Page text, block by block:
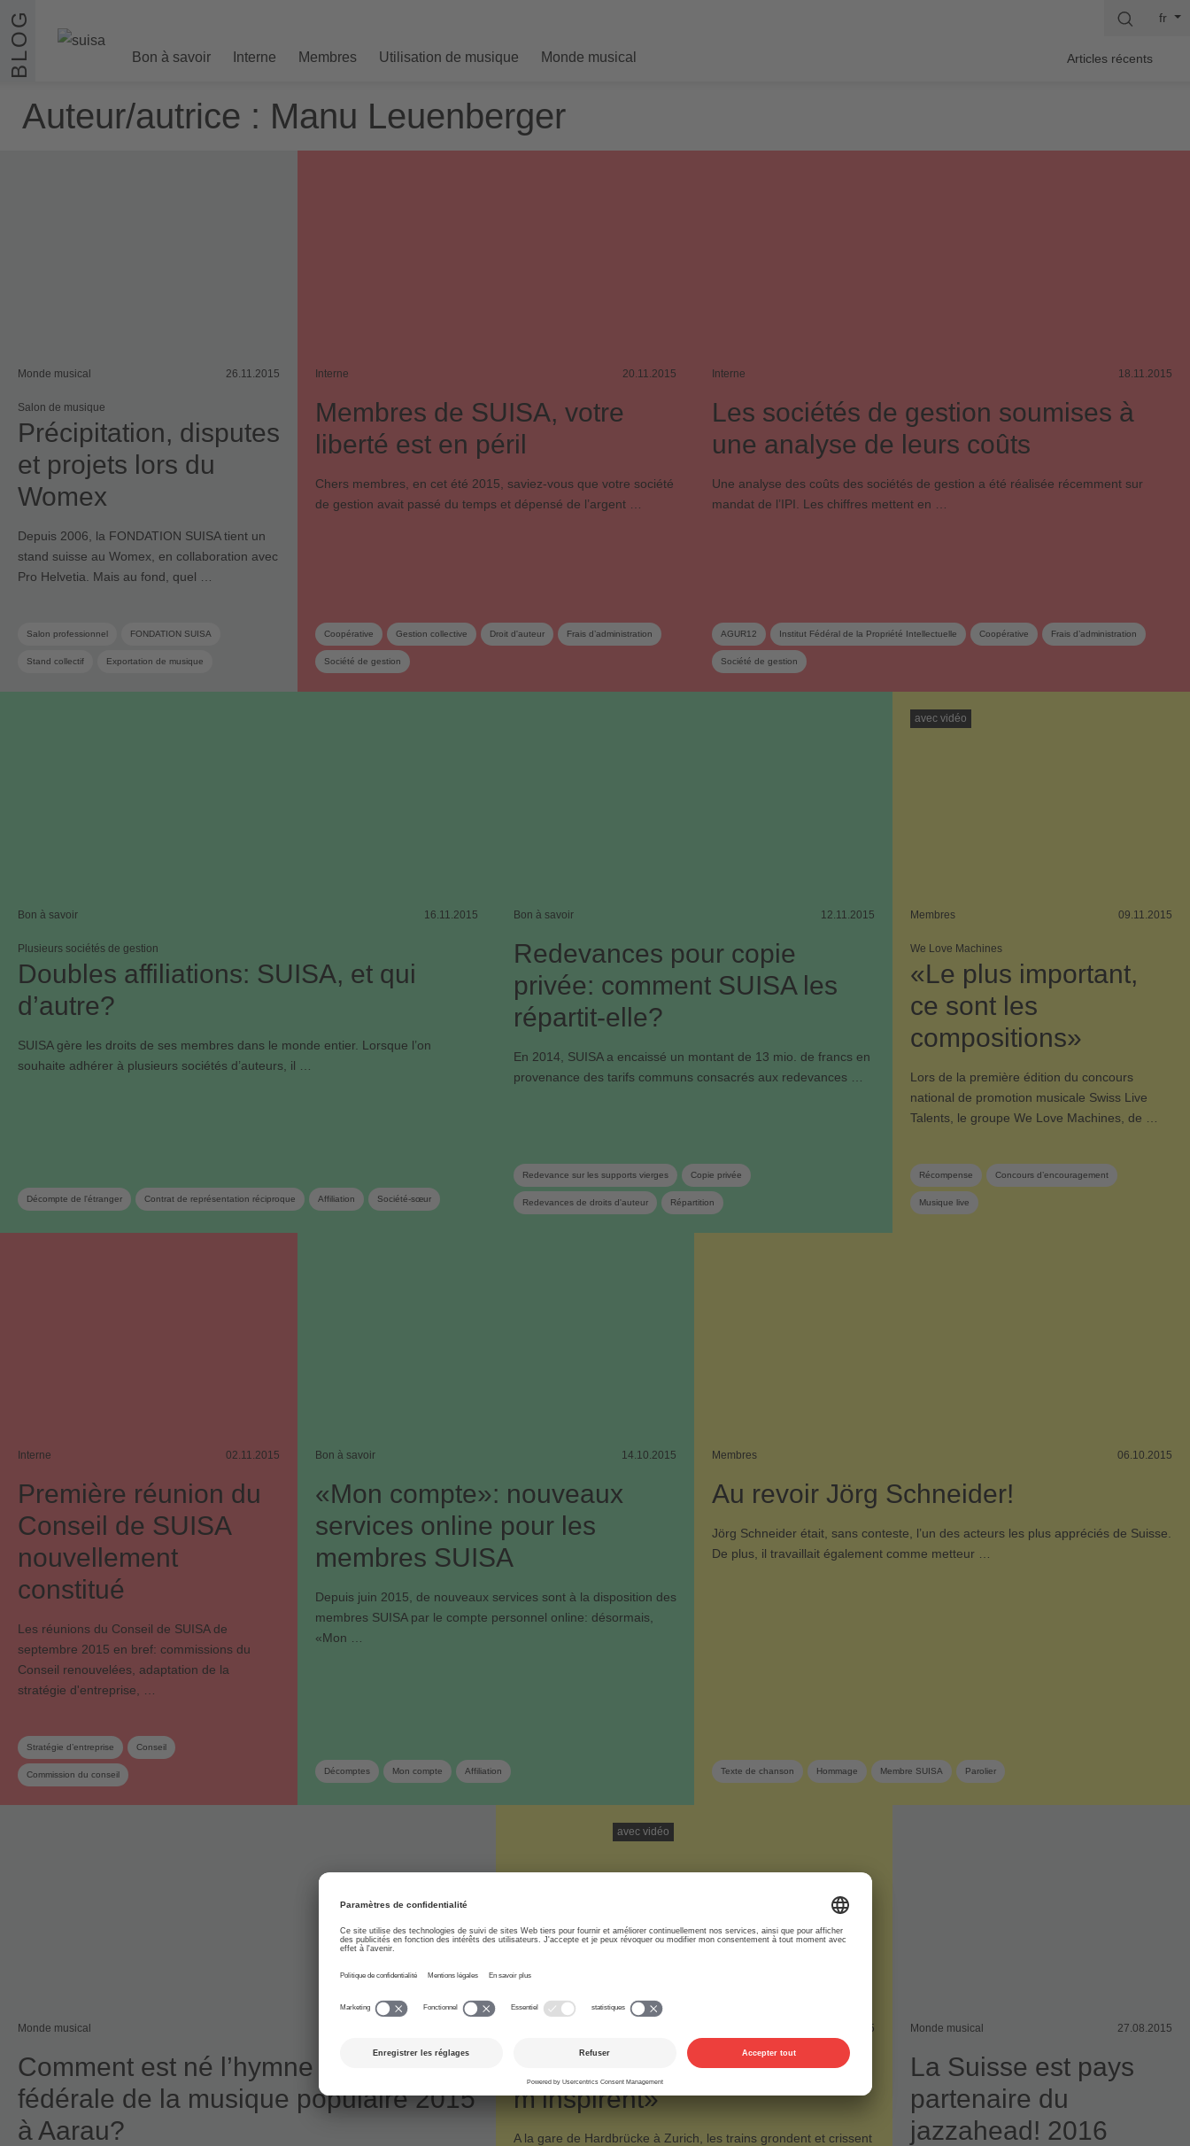
Aller au contenu
BLOG Bon à savoir Interne Membres Utilisation de musique Monde musical
fr
Articles récents
Auteur/autrice : Manu Leuenberger
Monde musical 26.11.2015
Salon de musique
Précipitation, disputes
et projets lors du
Womex
Depuis 2006, la FONDATION SUISA tient un
stand suisse au Womex, en collaboration avec
Pro Helvetia. Mais au fond, quel …
Salon professionnel FONDATION SUISA
Stand collectif Exportation de musique
Interne 20.11.2015
Membres de SUISA, votre
liberté est en péril
Chers membres, en cet été 2015, saviez-vous que votre société
de gestion avait passé du temps et dépensé de l’argent …
Coopérative Gestion collective Droit d'auteur Frais d’administration
Société de gestion
Interne 18.11.2015
Les sociétés de gestion soumises à
une analyse de leurs coûts
Une analyse des coûts des sociétés de gestion a été réalisée récemment sur
mandat de l’IPI. Les chiffres mettent en …
AGUR12 Institut Fédéral de la Propriété Intellectuelle Coopérative Frais d’administration
Société de gestion
Bon à savoir 16.11.2015
Plusieurs sociétés de gestion
Doubles affiliations: SUISA, et qui
d’autre?
SUISA gère les droits de ses membres dans le monde entier. Lorsque l’on
souhaite adhérer à plusieurs sociétés d’auteurs, il …
Décompte de l'étranger Contrat de représentation réciproque Affiliation Société-sœur
Bon à savoir 12.11.2015
Redevances pour copie
privée: comment SUISA les
répartit-elle?
En 2014, SUISA a encaissé un montant de 13 mio. de francs en
provenance des tarifs communs consacrés aux redevances …
Redevance sur les supports vierges Copie privée
Redevances de droits d'auteur Répartition
avec vidéo
Membres 09.11.2015
We Love Machines
«Le plus important,
ce sont les
compositions»
Lors de la première édition du concours
national de promotion musicale Swiss Live
Talents, le groupe We Love Machines, de …
Récompense Concours d’encouragement
Musique live
Interne 02.11.2015
Première réunion du
Conseil de SUISA
nouvellement
constitué
Les réunions du Conseil de SUISA de
septembre 2015 en bref: commissions du
Conseil renouvelées, adaptation de la
stratégie d'entreprise, …
Stratégie d’entreprise Conseil
Commission du conseil
Bon à savoir 14.10.2015
«Mon compte»: nouveaux
services online pour les
membres SUISA
Depuis juin 2015, de nouveaux services sont à la disposition des
membres SUISA par le compte personnel online: désormais,
«Mon …
Décomptes Mon compte Affiliation
Membres 06.10.2015
Au revoir Jörg Schneider!
Jörg Schneider était, sans conteste, l’un des acteurs les plus appréciés de Suisse.
De plus, il travaillait également comme metteur …
Texte de chanson Hommage Membre SUISA Parolier
Monde musical
Comment est né l’hymne de la Fête
fédérale de la musique populaire 2015
à Aarau?
avec vidéo
28.08.2015
Marcel Oetiker: «Les voyages
m’inspirent»
A la gare de Hardbrücke à Zurich, les trains grondent et crissent
Monde musical 27.08.2015
La Suisse est pays
partenaire du
jazzahead! 2016